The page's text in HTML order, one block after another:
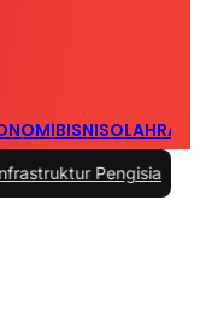
BISNIS
Pengisian Daya